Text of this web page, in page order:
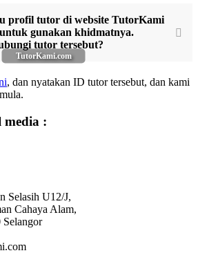
TutorKami.com
profil tutor di website TutorKami
gunakan khidmatnya.
tutor tersebut?
, dan nyatakan ID tutor tersebut, dan kami
media :
Selasih U12/J,
Cahaya Alam,
Selangor